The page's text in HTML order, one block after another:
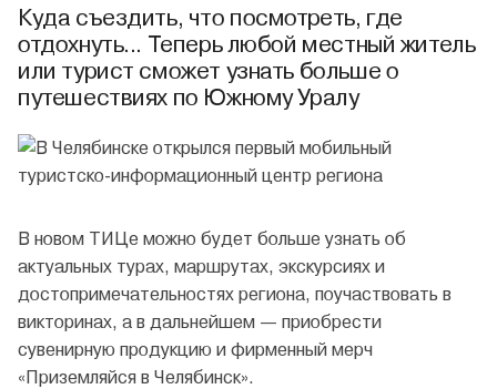
Куда съездить, что посмотреть, где
отдохнуть... Теперь любой местный житель
или турист сможет узнать больше о
путешествиях по Южному Уралу
В новом ТИЦе можно будет больше узнать об
актуальных турах, маршрутах, экскурсиях и
достопримечательностях региона, поучаствовать в
викторинах, а в дальнейшем — приобрести
сувенирную продукцию и фирменный мерч
«Приземляйся в Челябинск».